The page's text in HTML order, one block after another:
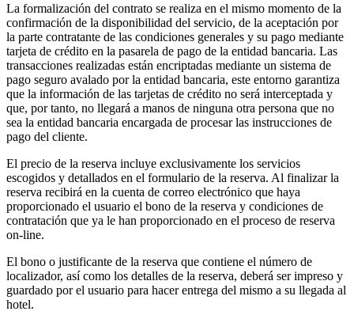
La formalización del contrato se realiza en el mismo momento de la
confirmación de la disponibilidad del servicio, de la aceptación por
la parte contratante de las condiciones generales y su pago mediante
tarjeta de crédito en la pasarela de pago de la entidad bancaria. Las
transacciones realizadas están encriptadas mediante un sistema de
pago seguro avalado por la entidad bancaria, este entorno garantiza
que la información de las tarjetas de crédito no será interceptada y
que, por tanto, no llegará a manos de ninguna otra persona que no
sea la entidad bancaria encargada de procesar las instrucciones de
pago del cliente.
El precio de la reserva incluye exclusivamente los servicios
escogidos y detallados en el formulario de la reserva. Al finalizar la
reserva recibirá en la cuenta de correo electrónico que haya
proporcionado el usuario el bono de la reserva y condiciones de
contratación que ya le han proporcionado en el proceso de reserva
on-line.
El bono o justificante de la reserva que contiene el número de
localizador, así como los detalles de la reserva, deberá ser impreso y
guardado por el usuario para hacer entrega del mismo a su llegada al
hotel.